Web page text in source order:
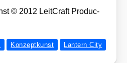
© 2012 Leit­Craft Pro­duc­
Konzeptkunst
Lantern City